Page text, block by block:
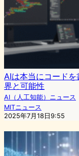
AIは本当にコード
界と可能性
AI（人工知能）ニュース
MITニュース
2025年7月18日9:55